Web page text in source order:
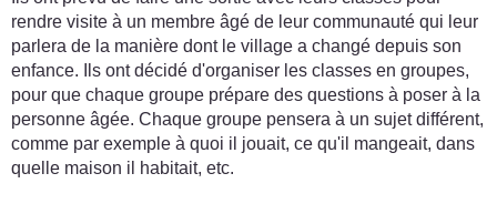
rendre visite à un membre âgé de leur communauté qui leur
parlera de la manière dont le village a changé depuis son
enfance. Ils ont décidé d'organiser les classes en groupes,
pour que chaque groupe prépare des questions à poser à la
personne âgée. Chaque groupe pensera à un sujet différent,
comme par exemple à quoi il jouait, ce qu'il mangeait, dans
quelle maison il habitait, etc.